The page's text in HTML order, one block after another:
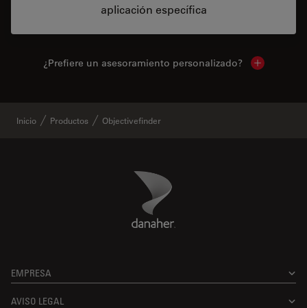
aplicación específica
¿Prefiere un asesoramiento personalizado? Show local
Inicio Productos Objectivefinder
Danaher Logo
EMPRESA
AVISO LEGAL